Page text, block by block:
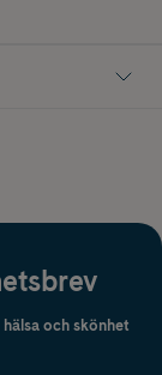
och skönhet